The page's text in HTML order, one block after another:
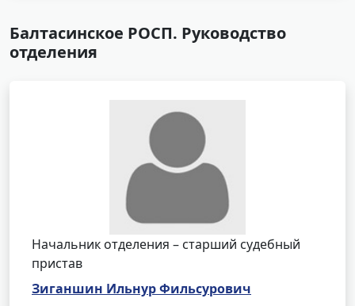
Балтасинское РОСП. Руководство
отделения
Начальник отделения – старший судебный
пристав
Зиганшин Ильнур Фильсурович